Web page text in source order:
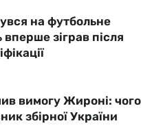
на футбольне
зіграв після
вимогу Жироні: чого
збірної України